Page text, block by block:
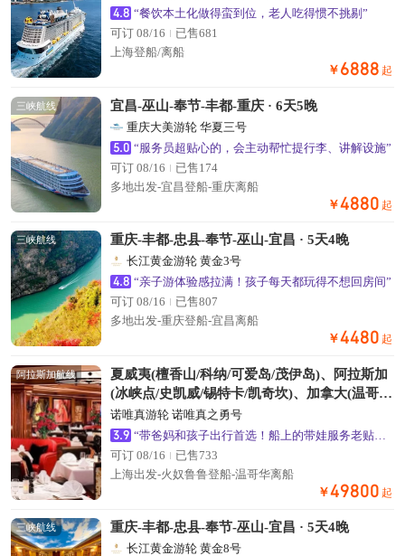
4.8 “餐饮本土化做得蛮到位，老人吃得惯不挑剔”
可订 08/16
已售681
上海登船/离船
￥ 6888 起
三峡航线 宜昌-巫山-奉节-丰都-重庆 · 6天5晚
重庆大美游轮 华夏三号
5.0 “服务员超贴心的，会主动帮忙提行李、讲解设施”
可订 08/16
已售174
多地出发-宜昌登船-重庆离船
￥4880 起
三峡航线 重庆-丰都-忠县-奉节-巫山-宜昌 · 5天4晚
长江黄金游轮 黄金3号
4.8 “亲子游体验感拉满！孩子每天都玩得不想回房间”
可订 08/16
已售807
多地出发-重庆登船-宜昌离船
￥4480 起
阿拉斯加航线
夏威夷(檀香山/科纳/可爱岛/茂伊岛)、阿拉斯加
(冰峡点/史凯威/锡特卡/凯奇坎)、加拿大(温哥
华)
诺唯真游轮 诺唯真之勇号
3.9
可订 08/16
已售733
上海出发-火奴鲁鲁登船-温哥华离船
￥49800 起
三峡航线 重庆-丰都-忠县-奉节-巫山-宜昌 · 5天4晚
长江黄金游轮 黄金8号